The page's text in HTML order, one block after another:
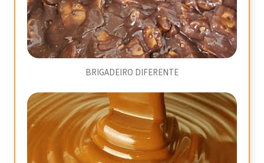
BRIGADEIRO DIFERENTE